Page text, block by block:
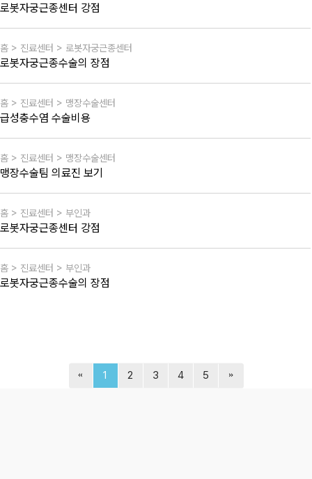
로봇자궁근종센터 강점
홈 > 진료센터 > 로봇자궁근종센터
로봇자궁근종수술의 장점
홈 > 진료센터 > 맹장수술센터
급성충수염 수술비용
홈 > 진료센터 > 맹장수술센터
맹장수술팀 의료진 보기
홈 > 진료센터 > 부인과
로봇자궁근종센터 강점
홈 > 진료센터 > 부인과
로봇자궁근종수술의 장점
1 2 3 4 5